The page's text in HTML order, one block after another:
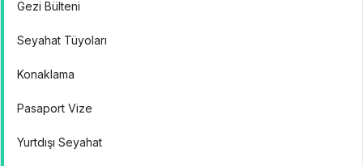
Gezi Bülteni
Seyahat Tüyoları
Konaklama
Pasaport Vize
Yurtdışı Seyahat